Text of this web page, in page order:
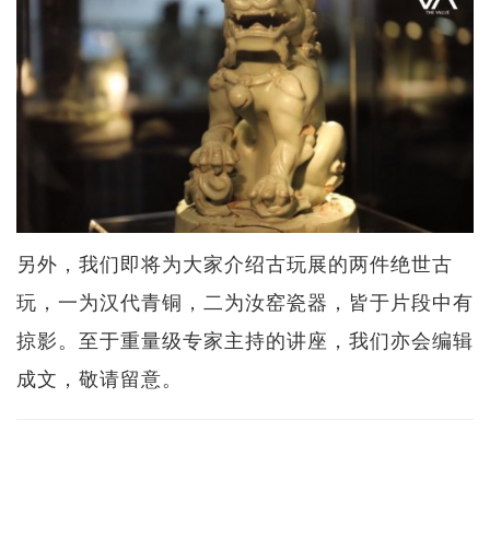
另外，我们即将为大家介绍古玩展的两件绝世古
玩，一为汉代青铜，二为汝窑瓷器，皆于片段中有
掠影。至于重量级专家主持的讲座，我们亦会编辑
成文，敬请留意。